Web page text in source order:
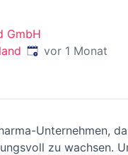
GmbH
Veröffentlicht:
vor 1 Monat
Unternehmen,
zu wachsen.